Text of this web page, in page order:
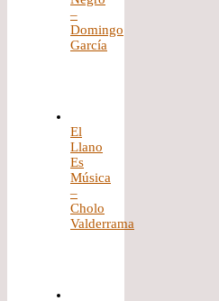
–
Domingo
García
El
Llano
Es
Música
–
Cholo
Valderrama